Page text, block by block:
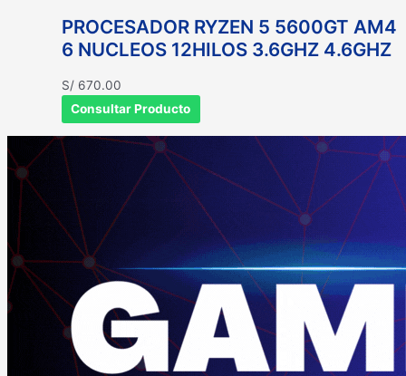
PROCESADOR RYZEN 5 5600GT AM4
6 NUCLEOS 12HILOS 3.6GHZ 4.6GHZ
S/ 670.00
Consultar Producto